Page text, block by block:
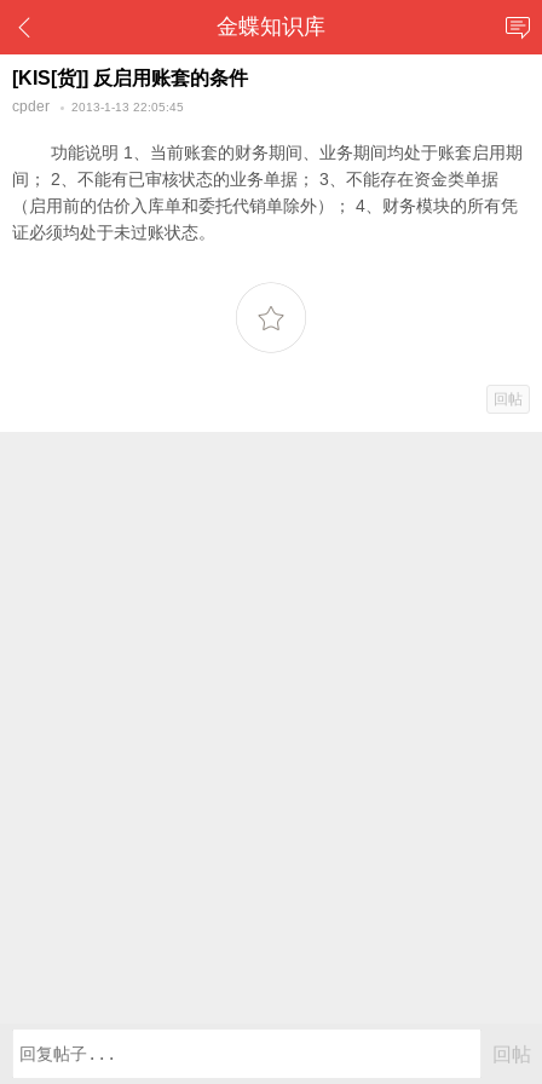
金蝶知识库
[KIS[货]] 反启用账套的条件
cpder 2013-1-13 22:05:45
功能说明 1、当前账套的财务期间、业务期间均处于账套启用期
间； 2、不能有已审核状态的业务单据； 3、不能存在资金类单据
（启用前的估价入库单和委托代销单除外）； 4、财务模块的所有凭
证必须均处于未过账状态。
回帖